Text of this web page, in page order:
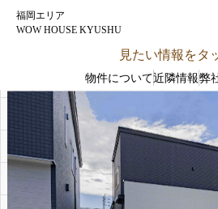
福岡エリア
WOW HOUSE KYUSHU
見たい情報をタ
物件について近隣情報弊